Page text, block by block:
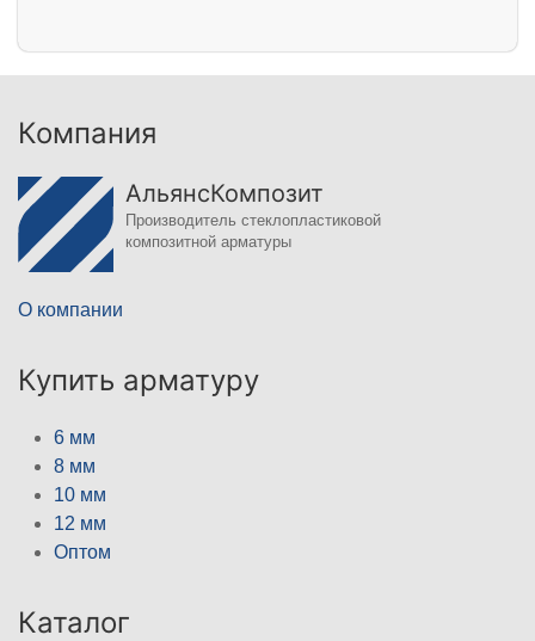
Компания
АльянсКомпозит
Производитель стеклопластиковой
композитной арматуры
О компании
Купить арматуру
6 мм
8 мм
10 мм
12 мм
Оптом
Каталог